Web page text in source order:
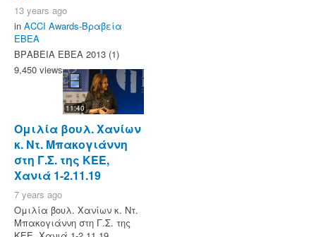
13 years ago
in ACCI Awards-Βραβεία
ΕΒΕΑ
ΒΡΑΒΕΙΑ ΕΒΕΑ 2013 (1)
9,450 views
11:40
Ομιλία βουλ. Χανίων
κ. Ντ. Μπακογιάννη
στη Γ.Σ. της ΚΕΕ,
Χανιά 1-2.11.19
7 years ago
Ομιλία βουλ. Χανίων κ. Ντ.
Μπακογιάννη στη Γ.Σ. της